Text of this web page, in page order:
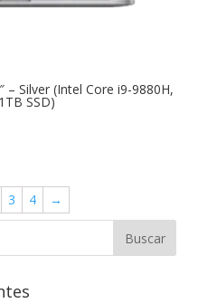
Silver (Intel Core i9-9880H,
SSD)
3 4 →